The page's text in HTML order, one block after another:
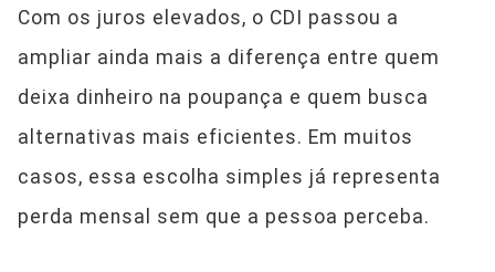
Com os juros elevados, o CDI passou a
ampliar ainda mais a diferença entre quem
deixa dinheiro na poupança e quem busca
alternativas mais eficientes. Em muitos
casos, essa escolha simples já representa
perda mensal sem que a pessoa perceba.